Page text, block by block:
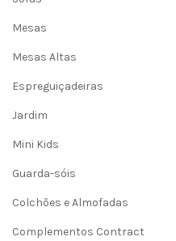
Mesas
Mesas Altas
Espreguiçadeiras
Jardim
Mini Kids
Guarda-sóis
Colchões e Almofadas
Complementos Contract